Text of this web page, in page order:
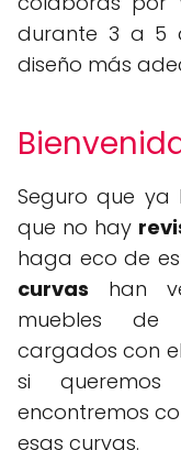
durante 3 a 5
diseño más
Seguro que ya
que no hay
haga eco de
curvas han
muebles de
cargados con
si
encontremos
esas curvas.